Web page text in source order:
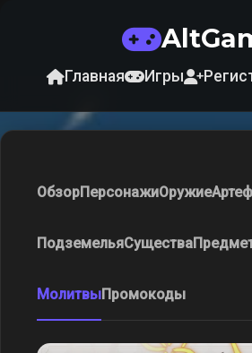
Главная Игры
ОбзорПерсонажиОружие
ПодземельяСущества
МолитвыПромокоды